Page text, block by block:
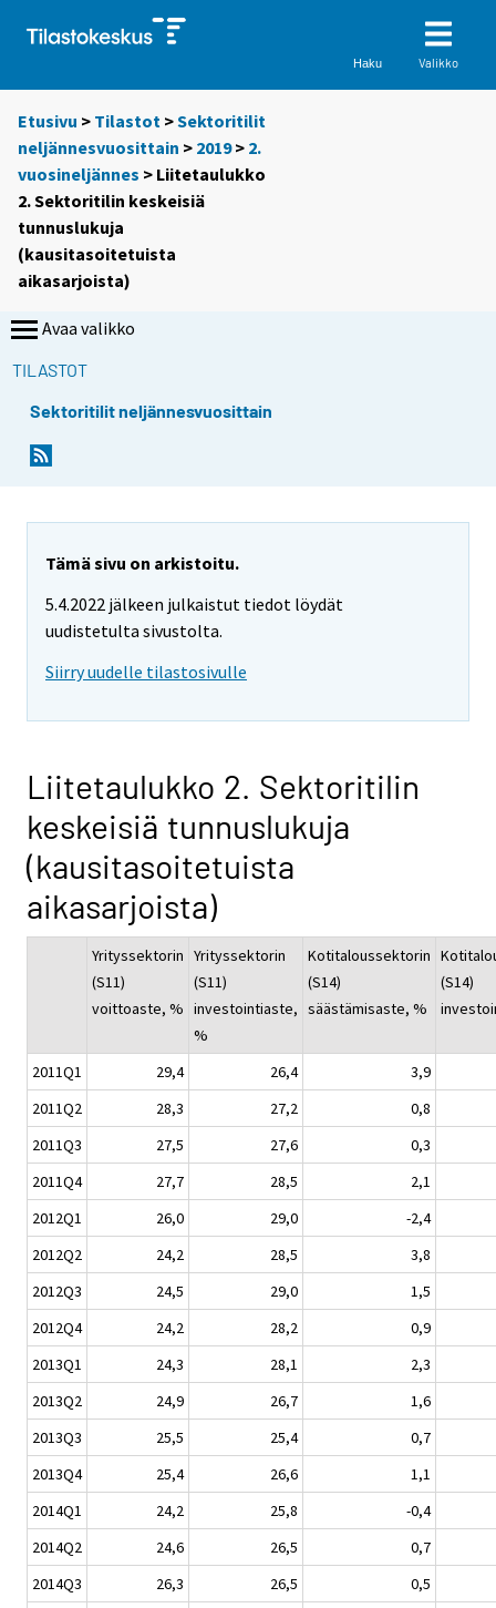
Haku Valikko
Etusivu > Tilastot >Sektoritilit
neljännesvuosittain > 2019> 2.
vuosineljännes > Liitetaulukko
2. Sektoritilin keskeisiä
tunnuslukuja
(kausitasoitetuista
aikasarjoista)
Avaa valikko
TILASTOT
Sektoritilit neljännesvuosittain
Tämä sivu on arkistoitu.
5.4.2022 jälkeen julkaistut tiedot löydät
uudistetulta sivustolta.
Siirry uudelle tilastosivulle
Liitetaulukko 2. Sektoritilin
keskeisiä tunnuslukuja
(kausitasoitetuista
aikasarjoista)
Yrityssektorin
(S11)
voittoaste, %
Yrityssektorin
(S11)
investointiaste,
%
Kotitaloussektorin
(S14)
säästämisaste, %
(S14)
2011Q1 29,4 26,4
3,9
2011Q2
28,3 27,2
0,8
2011Q3
27,5 27,6
0,3
2011Q4
27,7 28,5
2,1
2012Q1
26,0 29,0
-2,4
2012Q2
24,2 28,5
3,8
2012Q3
24,5 29,0
1,5
2012Q4
24,2 28,2
0,9
2013Q1
24,3 28,1
2,3
2013Q2
24,9 26,7
1,6
2013Q3
25,5 25,4
0,7
2013Q4
25,4 26,6
1,1
2014Q1
24,2 25,8
-0,4
2014Q2
24,6 26,5
0,7
2014Q3
26,3 26,5
0,5